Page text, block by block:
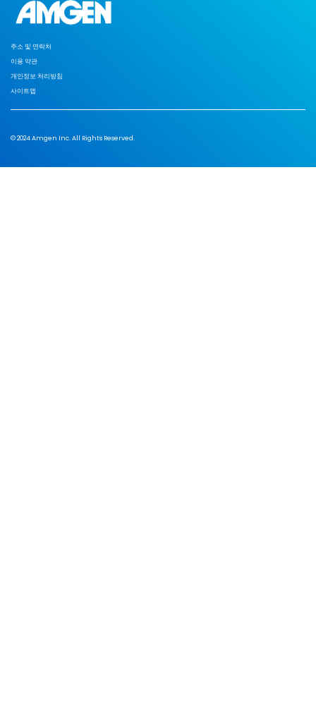
주소 및 연락처
이용 약관
개인정보 처리방침
사이트맵
© 2024 Amgen Inc. All Rights Reserved.